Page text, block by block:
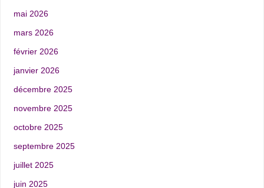
mai 2026
mars 2026
février 2026
janvier 2026
décembre 2025
novembre 2025
octobre 2025
septembre 2025
juillet 2025
juin 2025